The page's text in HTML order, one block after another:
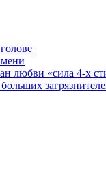
любви «сила 4-х